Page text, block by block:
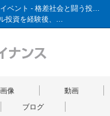
とれまがファイナンス - 7/7の相場見通しと重要イベント - 格差社会と闘う投資術
投資を経験後、…
画像
動画
ブログ